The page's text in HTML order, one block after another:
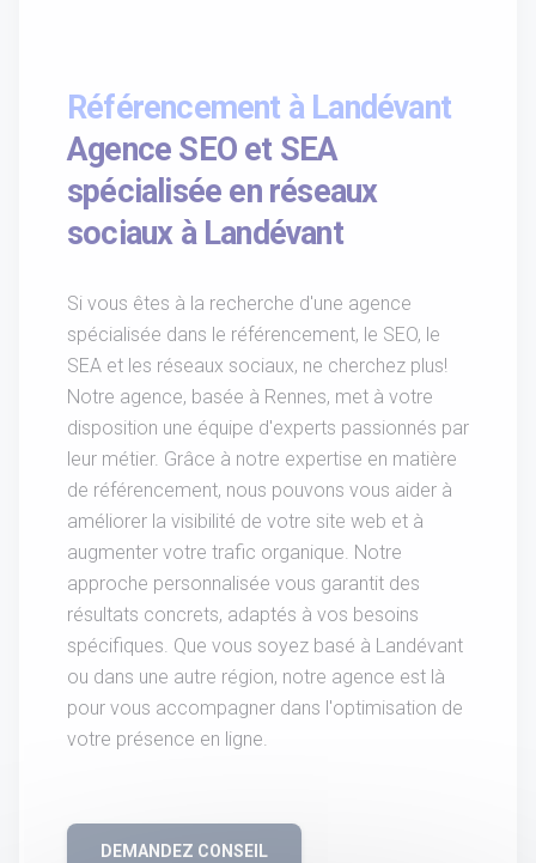
Référencement à Landévant
Agence SEO et SEA
spécialisée en réseaux
sociaux à Landévant
Si vous êtes à la recherche d'une agence
spécialisée dans le référencement, le SEO, le
SEA et les réseaux sociaux, ne cherchez plus!
Notre agence, basée à Rennes, met à votre
disposition une équipe d'experts passionnés par
leur métier. Grâce à notre expertise en matière
de référencement, nous pouvons vous aider à
améliorer la visibilité de votre site web et à
augmenter votre trafic organique. Notre
approche personnalisée vous garantit des
résultats concrets, adaptés à vos besoins
spécifiques. Que vous soyez basé à Landévant
ou dans une autre région, notre agence est là
pour vous accompagner dans l'optimisation de
votre présence en ligne.
DEMANDEZ CONSEIL